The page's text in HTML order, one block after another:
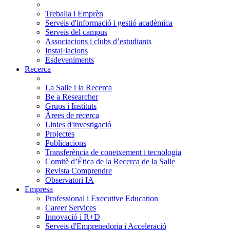
Treballa i Emprèn
Serveis d'informació i gestió acadèmica
Serveis del campus
Associacions i clubs d’estudiants
Instal·lacions
Esdeveniments
Recerca
La Salle i la Recerca
Be a Researcher
Grups i Instituts
Àrees de recerca
Linies d'investigació
Projectes
Publicacions
Transferència de coneixement i tecnologia
Comitè d’Ètica de la Recerca de la Salle
Revista Comprendre
Observatori IA
Empresa
Professional i Executive Education
Career Services
Innovació i R+D
Serveis d'Emprenedoria i Acceleració